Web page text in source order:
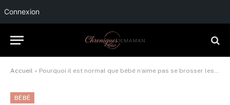
Connexion
Accueil » Pourquoi il est normal que bébé n’aime pas se brosser les dents
BÉBÉ